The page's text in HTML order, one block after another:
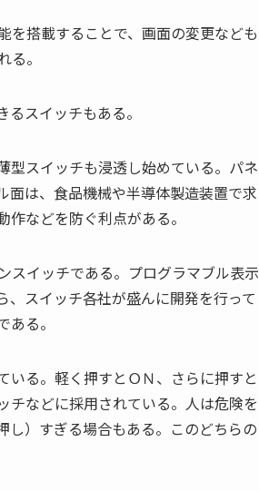
を搭載することで、画面の変更なども
。
スイッチもある。
型スイッチも浸透し始めている。パネ
面は、食品機械や半導体製造装置で求
などを防ぐ利点がある。
スイッチである。プログラマブル表示
スイッチ各社が盛んに開発を行って
る。
いる。軽く押すとＯＮ、さらに押すと
チなどに採用されている。人は危険を
し）すぎる場合もある。このどちらの